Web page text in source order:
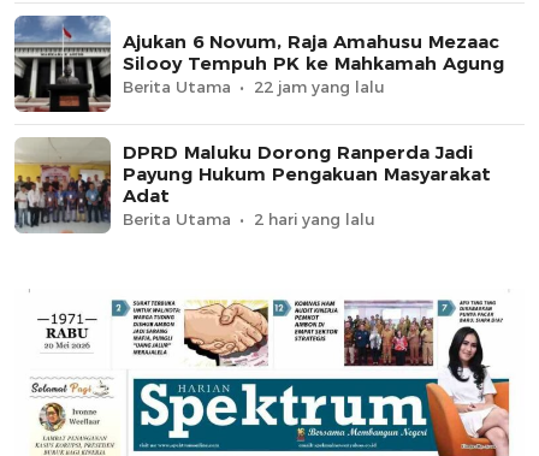
Ajukan 6 Novum, Raja Amahusu Mezaac
Silooy Tempuh PK ke Mahkamah Agung
Berita Utama 22 jam yang lalu
DPRD Maluku Dorong Ranperda Jadi
Payung Hukum Pengakuan Masyarakat
Adat
Berita Utama 2 hari yang lalu